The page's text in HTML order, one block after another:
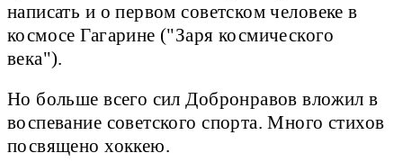
написать и о первом советском человеке в
космосе Гагарине ("Заря космического
века").
Но больше всего сил Добронравов вложил в
воспевание советского спорта. Много стихов
посвящено хоккею.